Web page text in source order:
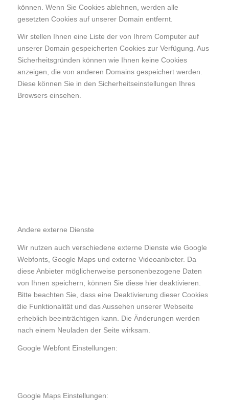
können. Wenn Sie Cookies ablehnen, werden alle
gesetzten Cookies auf unserer Domain entfernt.
Wir stellen Ihnen eine Liste der von Ihrem Computer auf
unserer Domain gespeicherten Cookies zur Verfügung. Aus
Sicherheitsgründen können wie Ihnen keine Cookies
anzeigen, die von anderen Domains gespeichert werden.
Diese können Sie in den Sicherheitseinstellungen Ihres
Browsers einsehen.
Andere externe Dienste
Wir nutzen auch verschiedene externe Dienste wie Google
Webfonts, Google Maps und externe Videoanbieter. Da
diese Anbieter möglicherweise personenbezogene Daten
von Ihnen speichern, können Sie diese hier deaktivieren.
Bitte beachten Sie, dass eine Deaktivierung dieser Cookies
die Funktionalität und das Aussehen unserer Webseite
erheblich beeinträchtigen kann. Die Änderungen werden
nach einem Neuladen der Seite wirksam.
Google Webfont Einstellungen:
Google Maps Einstellungen: